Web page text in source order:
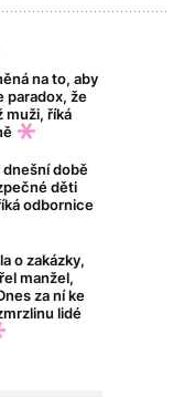
na to, aby
paradox, že
muži, říká
dnešní době
děti
odbornice
o zakázky,
manžel,
za ní ke
lidé